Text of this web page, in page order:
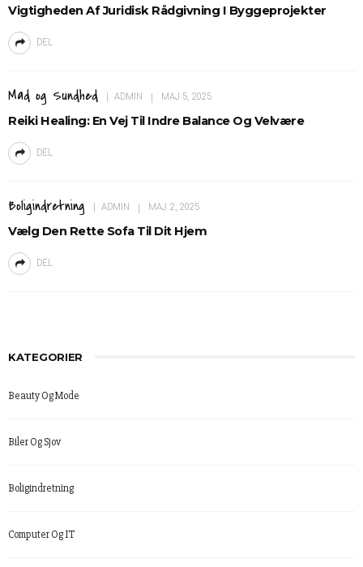
Vigtigheden Af Juridisk Rådgivning I Byggeprojekter
DEL
Mad og Sundhed ADMIN MAJ 5, 2025
Reiki Healing: En Vej Til Indre Balance Og Velvære
DEL
Boligindretning ADMIN MAJ 2, 2025
Vælg Den Rette Sofa Til Dit Hjem
DEL
KATEGORIER
Beauty Og Mode
Biler Og Sjov
Boligindretning
Computer Og IT